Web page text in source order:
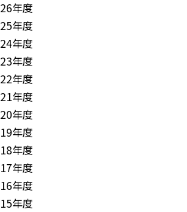
年度
年度
年度
年度
年度
年度
年度
年度
年度
年度
年度
年度